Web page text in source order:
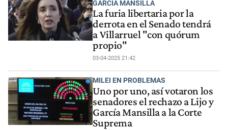
GARCÍA MANSILLA
La furia libertaria por la
derrota en el Senado tendrá
a Villarruel "con quórum
propio"
03-04-2025 21:42
MILEI EN PROBLEMAS
Uno por uno, así votaron los
senadores el rechazo a Lijo y
García Mansilla a la Corte
Suprema